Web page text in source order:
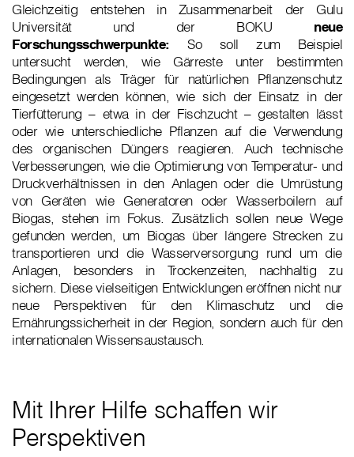
Gleichzeitig entstehen in Zusammenarbeit der Gulu
Universität und der BOKU neue
Forschungsschwerpunkte: So soll zum Beispiel
untersucht werden, wie Gärreste unter bestimmten
Bedingungen als Träger für natürlichen Pflanzenschutz
eingesetzt werden können, wie sich der Einsatz in der
Tierfütterung – etwa in der Fischzucht – gestalten lässt
oder wie unterschiedliche Pflanzen auf die Verwendung
des organischen Düngers reagieren. Auch technische
Verbesserungen, wie die Optimierung von Temperatur- und
Druckverhältnissen in den Anlagen oder die Umrüstung
von Geräten wie Generatoren oder Wasserboilern auf
Biogas, stehen im Fokus. Zusätzlich sollen neue Wege
gefunden werden, um Biogas über längere Strecken zu
transportieren und die Wasserversorgung rund um die
Anlagen, besonders in Trockenzeiten, nachhaltig zu
sichern. Diese vielseitigen Entwicklungen eröffnen nicht nur
neue Perspektiven für den Klimaschutz und die
Ernährungssicherheit in der Region, sondern auch für den
internationalen Wissensaustausch.
Mit Ihrer Hilfe schaffen wir
Perspektiven